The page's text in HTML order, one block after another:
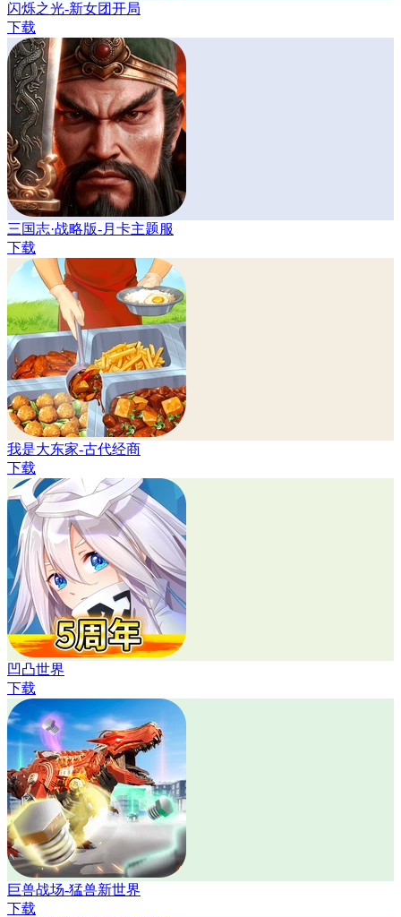
闪烁之光-新女团开局
下载
三国志·战略版-月卡主题服
下载
我是大东家-古代经商
下载
凹凸世界
下载
巨兽战场-猛兽新世界
下载